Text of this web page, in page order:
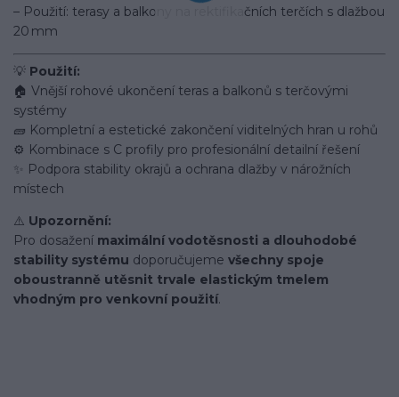
– Použití: terasy a balkony na rektifikačních terčích s dlažbou
20 mm
💡 Použití:
🏠 Vnější rohové ukončení teras a balkonů s terčovými
systémy
🧱 Kompletní a estetické zakončení viditelných hran u rohů
⚙️ Kombinace s C profily pro profesionální detailní řešení
✨ Podpora stability okrajů a ochrana dlažby v nárožních
místech
⚠️ Upozornění:
Pro dosažení maximální vodotěsnosti a dlouhodobé
stability systému doporučujeme všechny spoje
oboustranně utěsnit trvale elastickým tmelem
vhodným pro venkovní použití.